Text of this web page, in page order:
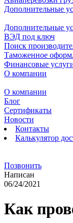
Дополнительные
Дополнительные
ВЭД под ключ
Поиск
Таможенное
Финансовые
О компании
О компании
Блог
Сертификаты
Новости
Контакты
Калькулятор
Позвонить
Написан
06/24/2021
Как